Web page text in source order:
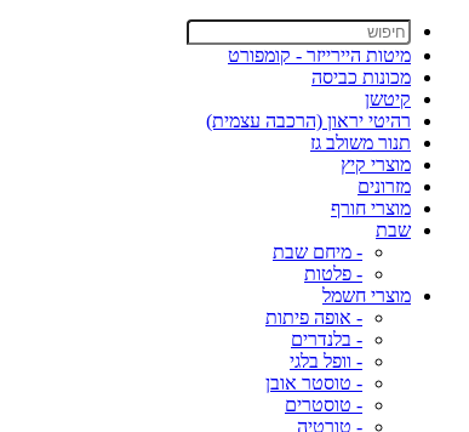
מיטות היירייזר - קומפורט
מכונות כביסה
קיטשן
רהיטי יראון (הרכבה עצמית)
תנור משולב גז
מוצרי קיץ
מזרונים
מוצרי חורף
שבת
- מיחם שבת
- פלטות
מוצרי חשמל
- אופה פיתות
- בלנדרים
- וופל בלגי
- טוסטר אובן
- טוסטרים
- טורטיה